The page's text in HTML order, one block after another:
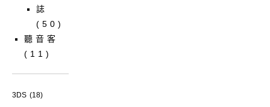
誌
(50)
聽音客
(11)
3DS (18)